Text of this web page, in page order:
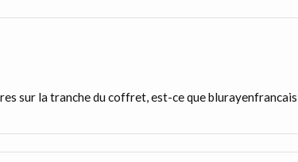
sur la tranche du coffret, est-ce que